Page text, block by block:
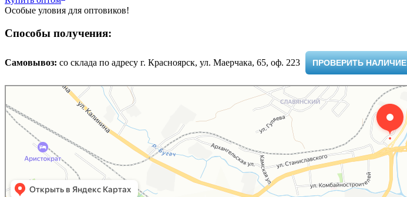
Особые уловия для оптовиков!
Способы получения:
Самовывоз: cо склада по адресу г. Красноярск, ул. Маерчака, 65, оф. 223 ​ ПРОВЕРИТЬ НАЛИЧИЕ